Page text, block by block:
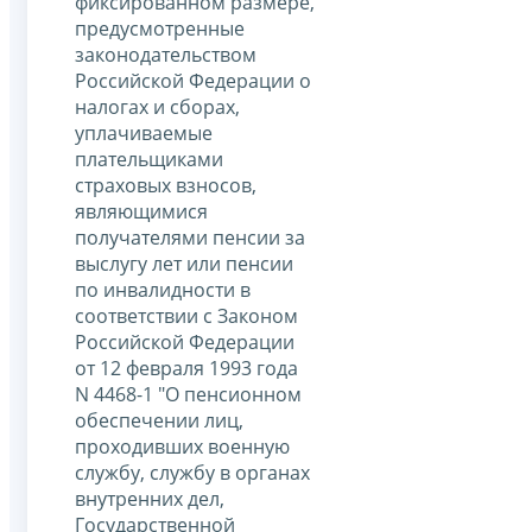
предусмотренные
законодательством
Российской Федерации о
налогах и сборах,
уплачиваемые
плательщиками
страховых взносов,
являющимися
получателями пенсии за
выслугу лет или пенсии
по инвалидности в
соответствии с Законом
Российской Федерации
от 12 февраля 1993 года
N 4468-1 "О пенсионном
обеспечении лиц,
проходивших военную
службу, службу в органах
внутренних дел,
Государственной